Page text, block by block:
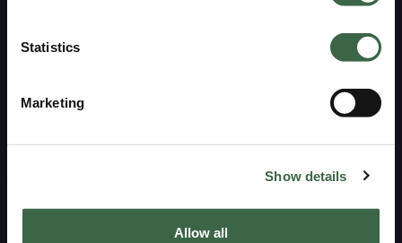
Statistics
Marketing
Show details
Allow all
Winkels